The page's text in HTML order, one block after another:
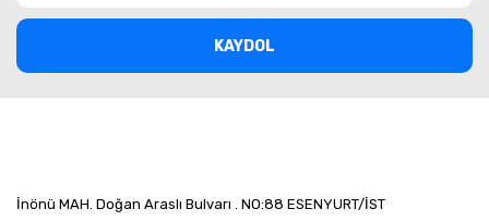
KAYDOL
İnönü MAH. Doğan Araslı Bulvarı . NO:88 ESENYURT/İST